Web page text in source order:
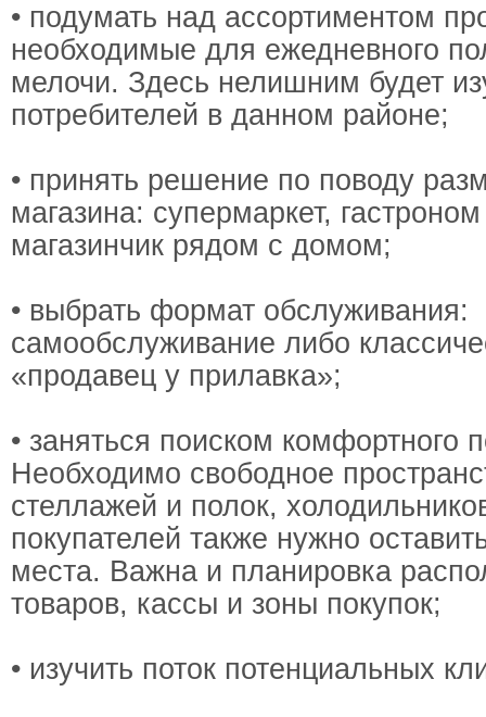
• подумать над ассортиментом
необходимые для ежедневного
мелочи. Здесь нелишним будет
потребителей в данном районе;
• принять решение по поводу
магазина: супермаркет,
магазинчик рядом с домом;
• выбрать формат обслуживания:
самообслуживание либо
«продавец у прилавка»;
• заняться поиском комфортного
Необходимо свободное
стеллажей и полок,
покупателей также нужно
места. Важна и планировка
товаров, кассы и зоны покупок;
• изучить поток потенциальных